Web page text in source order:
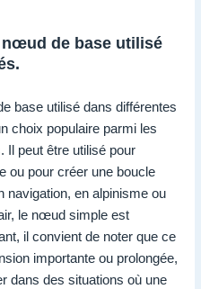
de base utilisé
base utilisé dans différentes
choix populaire parmi les
Il peut être utilisé pour
ou pour créer une boucle
navigation, en alpinisme ou
le nœud simple est
il convient de noter que ce
importante ou prolongée,
dans des situations où une